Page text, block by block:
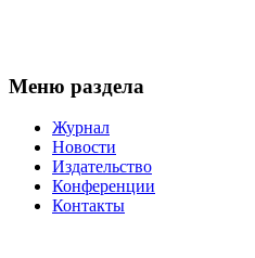
Меню раздела
Журнал
Новости
Издательство
Конференции
Контакты